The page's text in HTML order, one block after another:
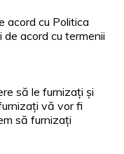
acord cu Politica
acord cu termenii
să le furnizați și
vă vor fi
să furnizați